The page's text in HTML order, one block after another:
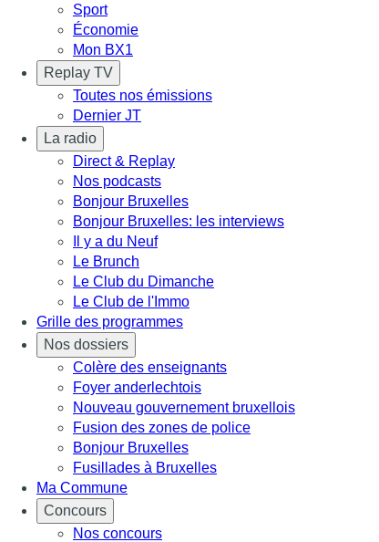
Sport
Économie
Mon BX1
Replay TV
Toutes nos émissions
Dernier JT
La radio
Direct & Replay
Nos podcasts
Bonjour Bruxelles
Bonjour Bruxelles: les interviews
Il y a du Neuf
Le Brunch
Le Club du Dimanche
Le Club de l'Immo
Grille des programmes
Nos dossiers
Colère des enseignants
Foyer anderlechtois
Nouveau gouvernement bruxellois
Fusion des zones de police
Bonjour Bruxelles
Fusillades à Bruxelles
Ma Commune
Concours
Nos concours